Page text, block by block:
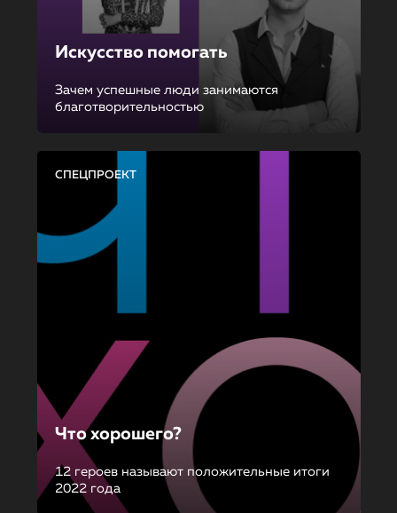
Искусство помогать
Зачем успешные люди занимаются
благотворительностью
СПЕЦПРОЕКТ
Что хорошего?
12 героев называют положительные итоги
2022 года